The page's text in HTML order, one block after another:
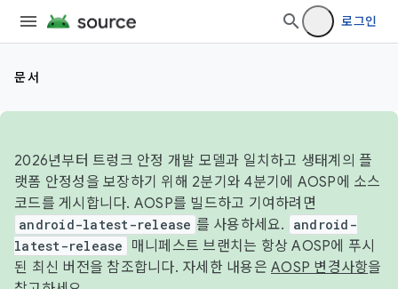
로그인
문서
2026년부터 트렁크 안정 개발 모델과 일치하고 생태계의 플
랫폼 안정성을 보장하기 위해 2분기와 4분기에 AOSP에 소스
코드를 게시합니다. AOSP를 빌드하고 기여하려면
android-latest-release 를 사용하세요.
android-
latest-release
매니페스트 브랜치는 항상 AOSP에 푸시
된 최신 버전을 참조합니다. 자세한 내용은 AOSP 변경사항을